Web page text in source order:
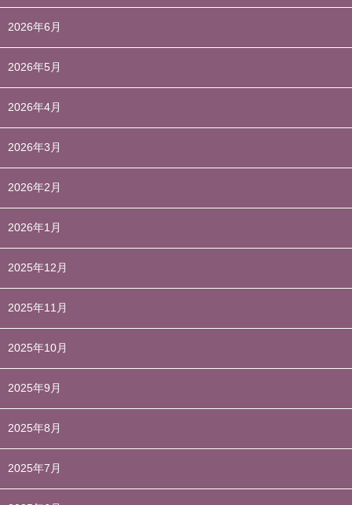
2026年6月
2026年5月
2026年4月
2026年3月
2026年2月
2026年1月
2025年12月
2025年11月
2025年10月
2025年9月
2025年8月
2025年7月